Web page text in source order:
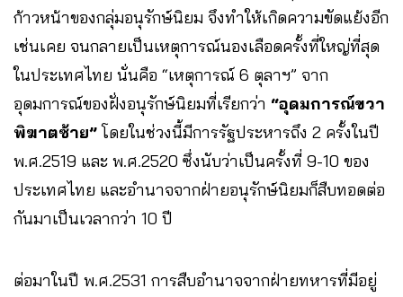
ก้าวหน้าของกลุ่มอนุรักษ์นิยม จึงทำให้เกิดความขัดแย้งอีก
เช่นเคย จนกลายเป็นเหตุการณ์นองเลือดครั้งที่ใหญ่ที่สุด
ในประเทศไทย นั่นคือ “เหตุการณ์ 6 ตุลาฯ” จาก
อุดมการณ์ของฝั่งอนุรักษ์นิยมที่เรียกว่า “อุดมการณ์ขวา
พิฆาตซ้าย”โดยในช่วงนี้มีการรัฐประหารถึง 2 ครั้งในปี
พ.ศ.2519 และ พ.ศ.2520 ซึ่งนับว่าเป็นครั้งที่ 9-10 ของ
ประเทศไทย และอำนาจจากฝ่ายอนุรักษ์นิยมก็สืบทอดต่อ
กันมาเป็นเวลากว่า 10 ปี
ต่อมาในปี พ.ศ.2531 การสืบอำนาจจากฝ่ายทหารที่มีอยู่